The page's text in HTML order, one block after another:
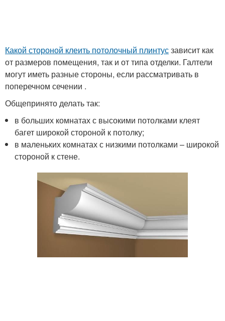
Какой стороной клеить потолочный плинтусзависит как
от размеров помещения, так и от типа отделки. Галтели
могут иметь разные стороны, если рассматривать в
поперечном сечении .
Общепринято делать так:
в больших комнатах с высокими потолками клеят
багет широкой стороной к потолку;
в маленьких комнатах с низкими потолками – широкой
стороной к стене.